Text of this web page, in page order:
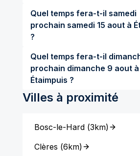
Quel temps fera-t-il samedi
prochain samedi 15 aout à Étaimpuis
?
Quel temps fera-t-il
prochain dimanche 9 aout à
Étaimpuis ?
Villes à proximité
Bosc-le-Hard(3km)
Clères (6km)